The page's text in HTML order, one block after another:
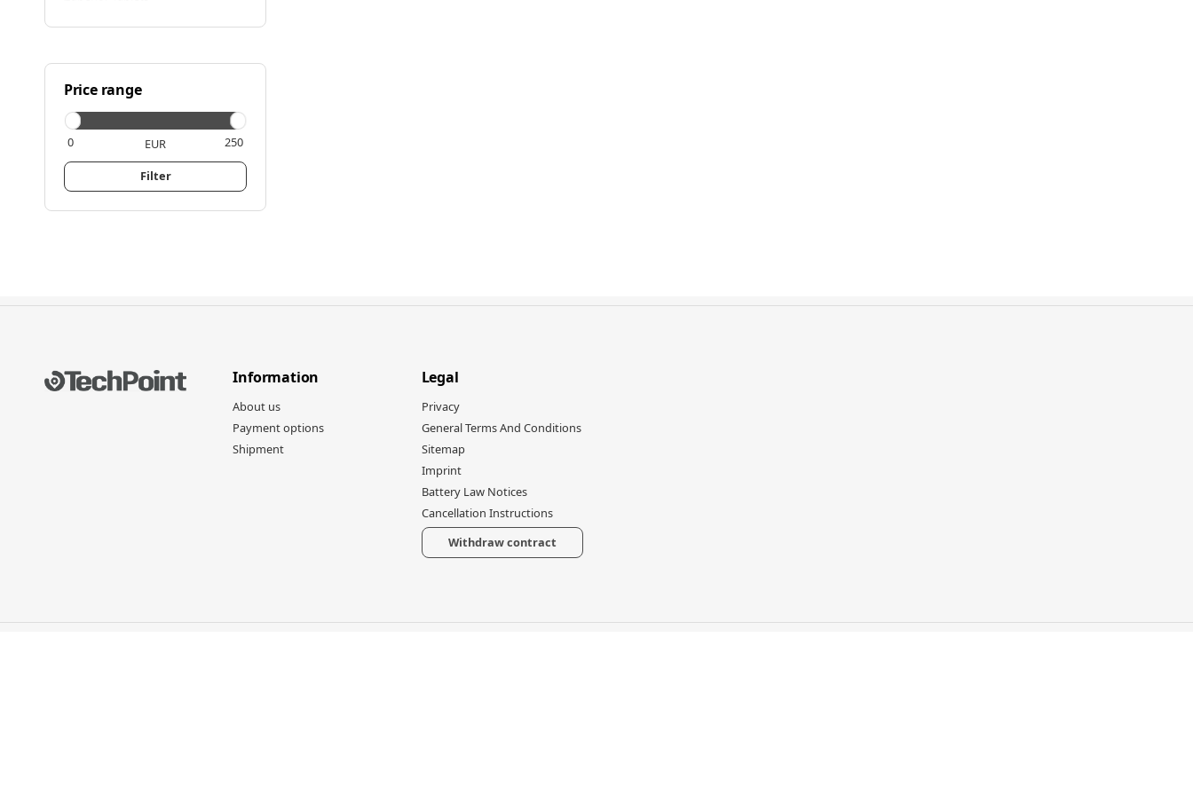
Price range
EUR
Filter
Information
About us
Payment options
Shipment
Legal
Privacy
General Terms And Conditions
Sitemap
Imprint
Battery Law Notices
Cancellation Instructions
Withdraw contract